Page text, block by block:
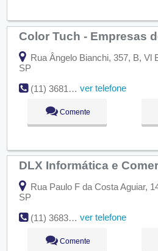
Color Tuch - Empresas
Rua Ângelo Bianchi, 357, B, Vl
SP
(11) 3681-9170
ver telefone
Comente
DLX Informática e
Rua Paulo F da Costa Aguiar,
SP
(11) 3683-0019
ver telefone
Comente